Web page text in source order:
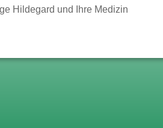
Hildegard und Ihre Medizin